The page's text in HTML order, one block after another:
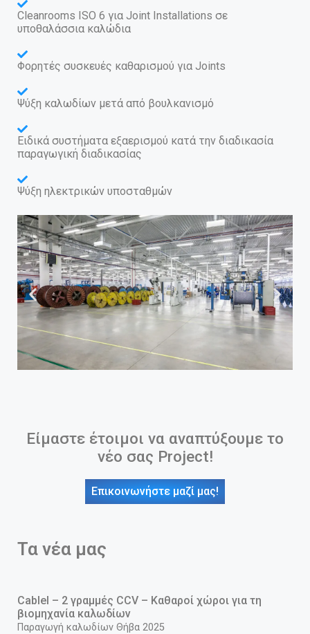
Cleanrooms ISO 6 για Joint Installations σε
υποθαλάσσια καλώδια
Φορητές συσκευές καθαρισμού για Joints
Ψύξη καλωδίων μετά από βουλκανισμό
Ειδικά συστήματα εξαερισμού κατά την διαδικασία
παραγωγική διαδικασίας
Ψύξη ηλεκτρικών υποσταθμών
Είμαστε έτοιμοι να αναπτύξουμε το
νέο σας Project!
Επικοινωνήστε μαζί μας!
Τα νέα μας
Cablel – 2 γραμμές CCV – Καθαροί χώροι για τη
βιομηχανία καλωδίων
Παραγωγή καλωδίων Θήβα 2025